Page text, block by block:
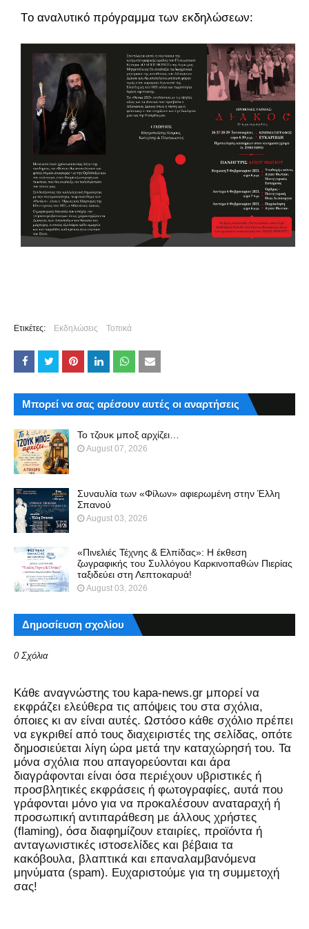
Τo αναλυτικό πρόγραμμα των εκδηλώσεων:
Ετικέτες: Εκδηλώσεις Τοπικά
Μπορεί να σας αρέσουν αυτές οι αναρτήσεις
Το τζουκ μπoξ αρχίζει…
August 07, 2026
Συναυλία των «Φίλων» αφιερωμένη στην Έλλη
Σπανού
August 03, 2026
«Πινελιές Τέχνης & Ελπίδας»: Η έκθεση
ζωγραφικής του Συλλόγου Καρκινοπαθών Πιερίας
ταξιδεύει στη Λεπτοκαρυά!
August 03, 2026
Δημοσίευση σχολίου
0 Σχόλια
Kάθε αναγνώστης του kapa-news.gr μπορεί να
εκφράζει ελεύθερα τις απόψεις του στα σχόλια,
όποιες κι αν είναι αυτές. Ωστόσο κάθε σχόλιο πρέπει
να εγκριθεί από τους διαχειριστές της σελίδας, οπότε
δημοσιεύεται λίγη ώρα μετά την καταχώρησή του. Τα
μόνα σχόλια που απαγορεύονται και άρα
διαγράφονται είναι όσα περιέχουν υβριστικές ή
προσβλητικές εκφράσεις ή φωτογραφίες, αυτά που
γράφονται μόνο για να προκαλέσουν αναταραχή ή
προσωπική αντιπαράθεση με άλλους χρήστες
(flaming), όσα διαφημίζουν εταιρίες, προϊόντα ή
ανταγωνιστικές ιστοσελίδες και βέβαια τα
κακόβουλα, βλαπτικά και επαναλαμβανόμενα
μηνύματα (spam). Ευχαριστούμε για τη συμμετοχή
σας!